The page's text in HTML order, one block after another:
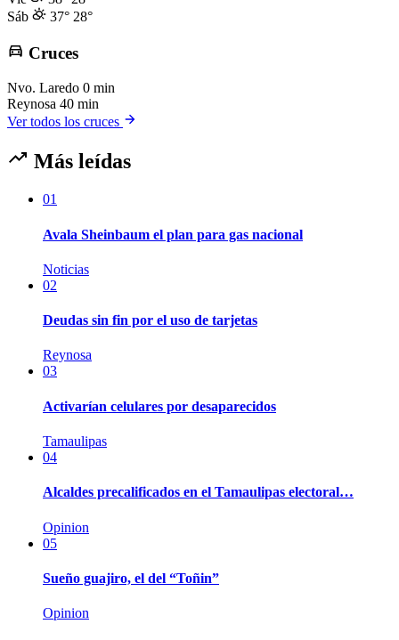
Sáb
37° 28°
Cruces
Nvo. Laredo 0 min
Reynosa 40 min
Ver todos los cruces
Más leídas
01
Avala Sheinbaum el plan para gas nacional
Noticias
02
Deudas sin fin por el uso de tarjetas
Reynosa
03
Activarían celulares por desaparecidos
Tamaulipas
04
Alcaldes precalificados en el Tamaulipas electoral…
Opinion
05
Sueño guajiro, el del “Toñin”
Opinion